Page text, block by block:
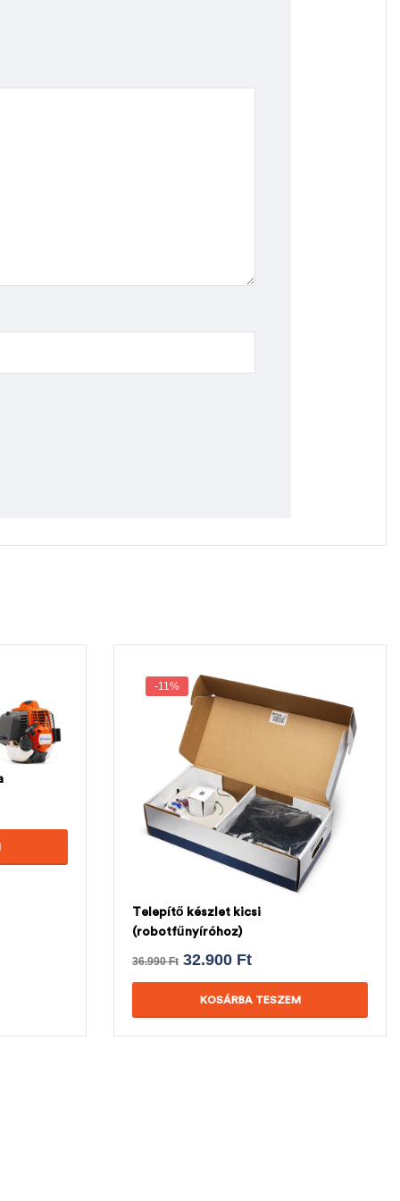
-11%
Telepítő készlet kicsi
(robotfűnyíróhoz)
36.990Ft 32.900 Ft
KOSÁRBA TESZEM